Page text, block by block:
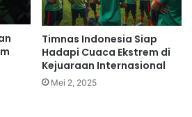
Timnas Indonesia Siap
Hadapi Cuaca Ekstrem di
Kejuaraan Internasional
Mei 2, 2025